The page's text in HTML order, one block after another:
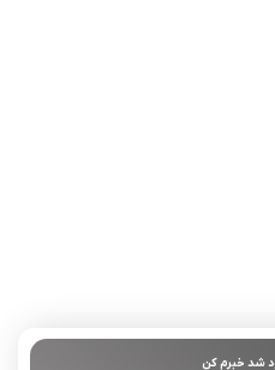
شد خبرم کن